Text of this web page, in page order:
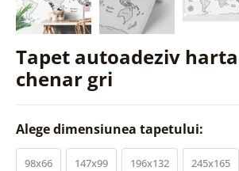
Tapet autoadeziv
chenar gri
Alege dimensiunea tapetului:
98x66 147x99 196x132 245x165